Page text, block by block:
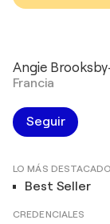
Angie
Francia
Seguir
LO MÁS
Best Seller
CREDENCIALES